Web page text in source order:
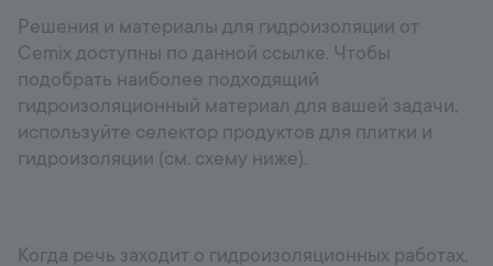
Решения и материалы для гидроизоляции от
Cemix доступны по данной ссылке. Чтобы
подобрать наиболее подходящий
гидроизоляционный материал для вашей задачи,
используйте селектор продуктов для плитки и
гидроизоляции (см. схему ниже).
Когда речь заходит о гидроизоляционных работах,